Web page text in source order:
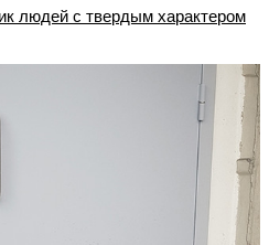
людей с твердым характером